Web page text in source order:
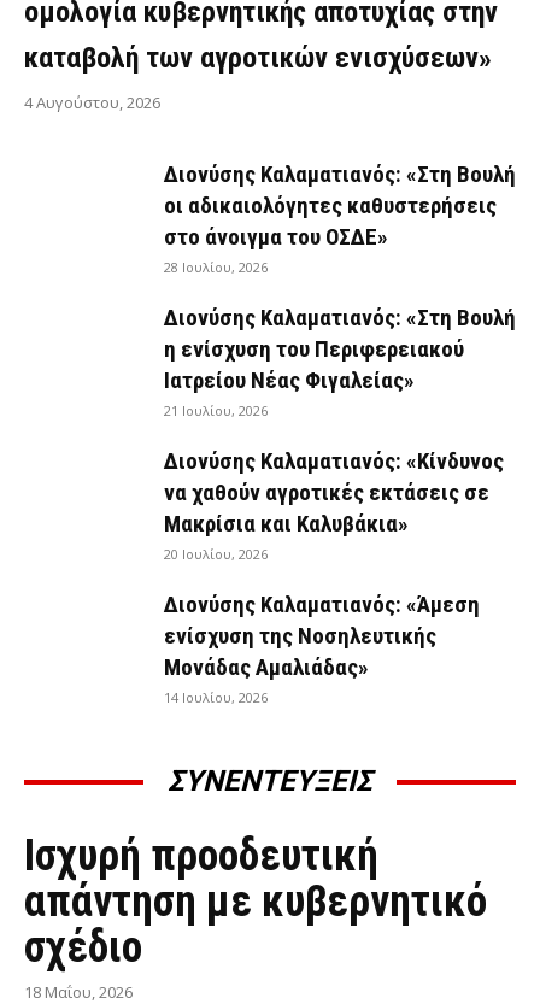
ομολογία κυβερνητικής αποτυχίας στην
καταβολή των αγροτικών ενισχύσεων»
4 Αυγούστου, 2026
Διονύσης Καλαματιανός: «Στη Βουλή
οι αδικαιολόγητες καθυστερήσεις
στο άνοιγμα του ΟΣΔΕ»
28 Ιουλίου, 2026
Διονύσης Καλαματιανός: «Στη Βουλή
η ενίσχυση του Περιφερειακού
Ιατρείου Νέας Φιγαλείας»
21 Ιουλίου, 2026
Διονύσης Καλαματιανός: «Κίνδυνος
να χαθούν αγροτικές εκτάσεις σε
Μακρίσια και Καλυβάκια»
20 Ιουλίου, 2026
Διονύσης Καλαματιανός: «Άμεση
ενίσχυση της Νοσηλευτικής
Μονάδας Αμαλιάδας»
14 Ιουλίου, 2026
ΣΥΝΕΝΤΕΥΞΕΙΣ
ΣΥΝΕΝΤΕΎΞΕΙΣ
Ισχυρή προοδευτική
απάντηση με κυβερνητικό
σχέδιο
18 Μαΐου, 2026